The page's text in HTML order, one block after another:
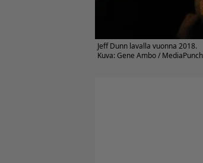
Jeff Dunn lavalla vuonna 2018.
Kuva: Gene Ambo /